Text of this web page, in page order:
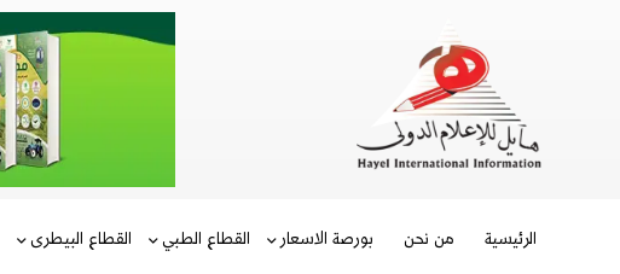
الرئيسية من نحن بورصة الاسعار القطاع الطبي القطاع البيطرى